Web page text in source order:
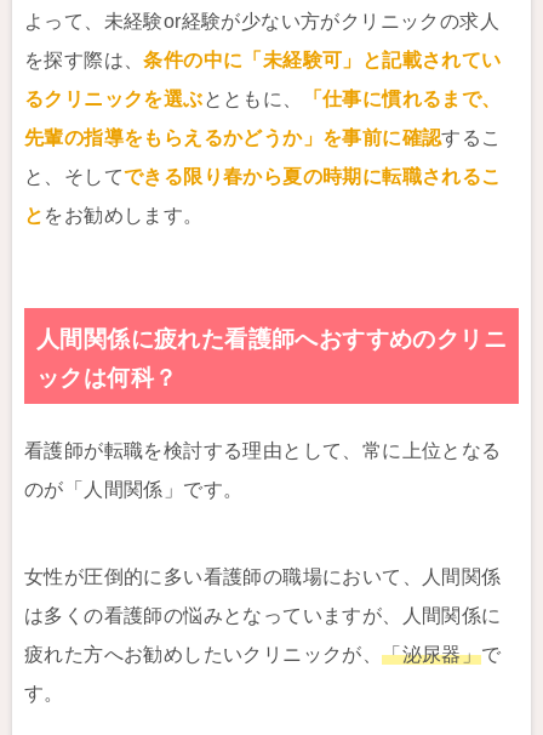
よって、未経験or経験が少ない方がクリニックの求人
を探す際は、条件の中に「未経験可」と記載されてい
るクリニックを選ぶとともに、
「仕事に慣れるまで、
先輩の指導をもらえるかどうか」を事前に確認するこ
と、そしてできる限り春から夏の時期に転職されるこ
と をお勧めします。
人間関係に疲れた看護師へおすすめのクリニ
ックは何科？
看護師が転職を検討する理由として、常に上位となる
のが「人間関係」です。
女性が圧倒的に多い看護師の職場において、人間関係
は多くの看護師の悩みとなっていますが、人間関係に
疲れた方へお勧めしたいクリニックが、「泌尿器」で
す。